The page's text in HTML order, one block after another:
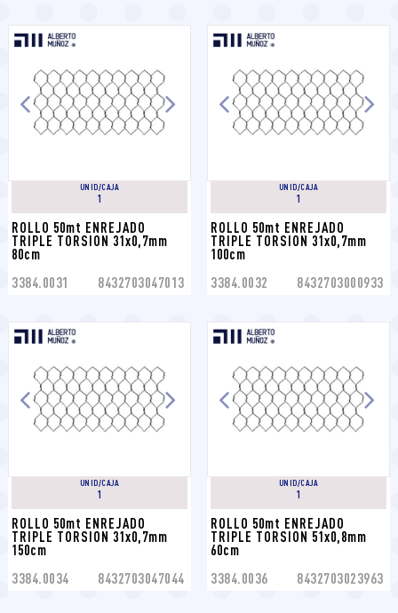
UNID/CAJA
1
ROLLO 50mt ENREJADO
TRIPLE TORSION 31x0,7mm
80cm
3384.0031 8432703047013
UNID/CAJA
1
ROLLO 50mt ENREJADO
TRIPLE TORSION 31x0,7mm
100cm
3384.0032 8432703000933
UNID/CAJA
1
ROLLO 50mt ENREJADO
TRIPLE TORSION 31x0,7mm
150cm
3384.0034 8432703047044
UNID/CAJA
1
ROLLO 50mt ENREJADO
TRIPLE TORSION 51x0,8mm
60cm
3384.0036 8432703023963